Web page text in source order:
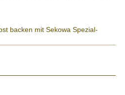
backen mit Sekowa Spezial-